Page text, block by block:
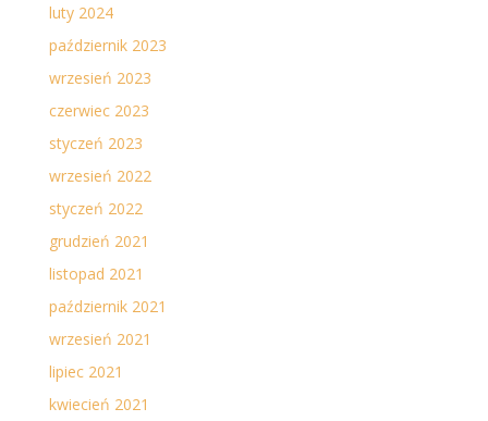
luty 2024
październik 2023
wrzesień 2023
czerwiec 2023
styczeń 2023
wrzesień 2022
styczeń 2022
grudzień 2021
listopad 2021
październik 2021
wrzesień 2021
lipiec 2021
kwiecień 2021